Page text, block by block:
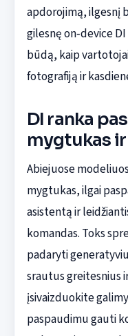
apdorojimą, ilgesnį
gilesnę on‑device
būdą, kaip
fotografiją ir
DI ranka
mygtukas
Abiejuose
mygtukas, ilgai
asistentą ir
komandas. Toks
padaryti
srautus greitesnius
įsivaizduokite
paspaudimu gauti